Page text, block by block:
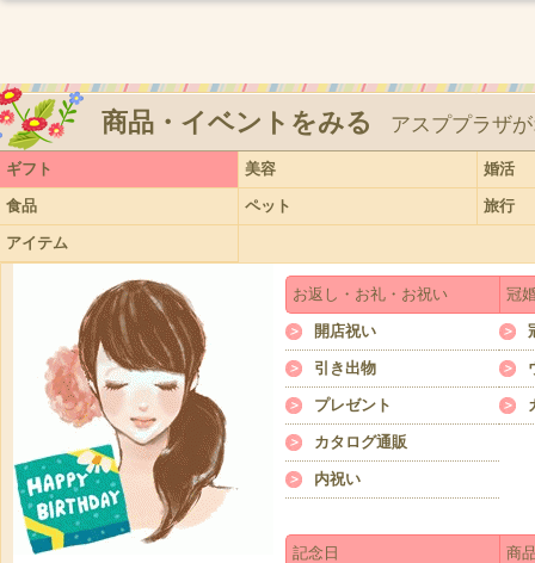
商品・イベントをみる アスププラザ
ギフト 美容 婚活
食品 ペット 旅行
アイテム
お返し・お礼・お祝い
開店祝い
引き出物
プレゼント
カタログ通販
内祝い
冠
記念日 商